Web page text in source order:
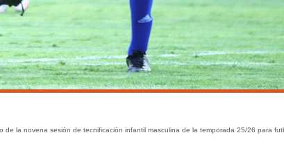
de la novena sesión de tecnificación infantil masculina de la temporada 25/26 para